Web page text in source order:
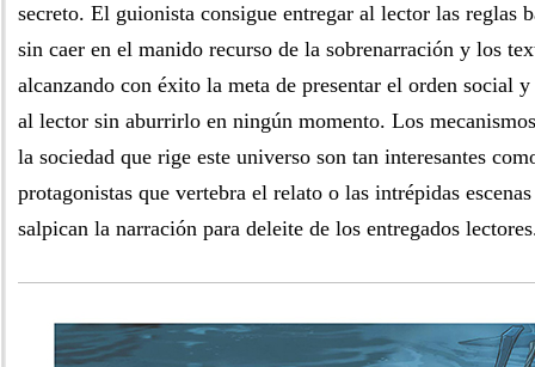
secreto. El guionista consigue entregar al lector las reglas
sin caer en el manido recurso de la sobrenarración y los
alcanzando con éxito la meta de presentar el orden social
al lector sin aburrirlo en ningún momento. Los
la sociedad que rige este universo son tan interesantes
protagonistas que vertebra el relato o las intrépidas
salpican la narración para deleite de los entregados